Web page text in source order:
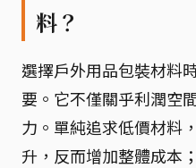
料？
選擇戶外用品包裝材料
要。它不僅關乎利潤空
力。單純追求低價材料
升，反而增加整體成本